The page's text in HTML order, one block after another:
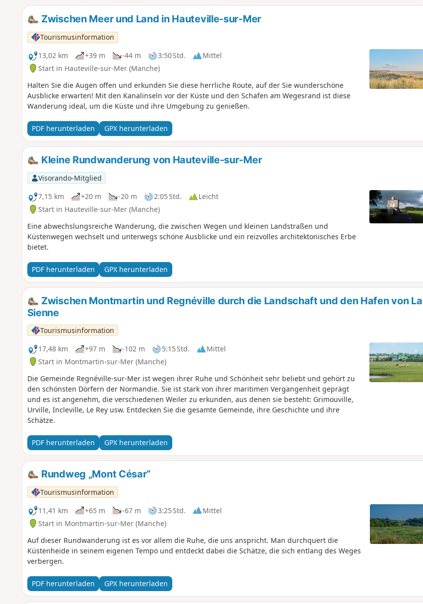
Zwischen Meer und Land in Hauteville-sur-Mer
Tourismusinformation
13,02 km
+39 m -44 m 3:50 Std.
Mittel
Start in Hauteville-sur-Mer (Manche)
Halten Sie die Augen offen und erkunden Sie diese herrliche Route, auf der Sie wunderschöne
Ausblicke erwarten! Mit den Kanalinseln vor der Küste und den Schafen am Wegesrand ist diese
Wanderung ideal, um die Küste und ihre Umgebung zu genießen.
PDF herunterladen GPX herunterladen
Kleine Rundwanderung von Hauteville-sur-Mer
Visorando-Mitglied
7,15 km
+20 m -20 m 2:05 Std.
Leicht
Start in Hauteville-sur-Mer (Manche)
Eine abwechslungsreiche Wanderung, die zwischen Wegen und kleinen Landstraßen und
Küstenwegen wechselt und unterwegs schöne Ausblicke und ein reizvolles architektonisches Erbe
bietet.
PDF herunterladen GPX herunterladen
Zwischen Montmartin und Regnéville durch die Landschaft und den Hafen von La
Sienne
Tourismusinformation
17,48 km
+97 m -102 m 5:15 Std.
Mittel
Start in Montmartin-sur-Mer (Manche)
Die Gemeinde Regnéville-sur-Mer ist wegen ihrer Ruhe und Schönheit sehr beliebt und gehört zu
den schönsten Dörfern der Normandie. Sie ist stark von ihrer maritimen Vergangenheit geprägt
und es ist angenehm, die verschiedenen Weiler zu erkunden, aus denen sie besteht: Grimouville,
Urville, Incleville, Le Rey usw. Entdecken Sie die gesamte Gemeinde, ihre Geschichte und ihre
Schätze.
PDF herunterladen GPX herunterladen
Rundweg „Mont César“
Tourismusinformation
11,41 km
+65 m -67 m 3:25 Std.
Mittel
Start in Montmartin-sur-Mer (Manche)
Auf dieser Rundwanderung ist es vor allem die Ruhe, die uns anspricht. Man durchquert die
Küstenheide in seinem eigenen Tempo und entdeckt dabei die Schätze, die sich entlang des Weges
verbergen.
PDF herunterladen GPX herunterladen